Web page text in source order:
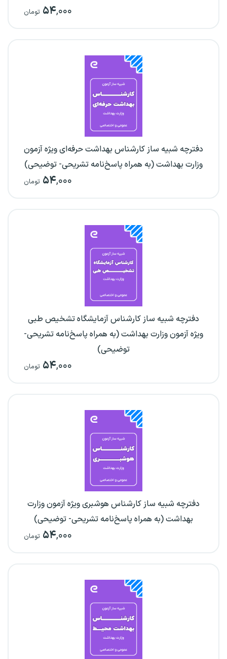
۵۴,۰۰۰ تومان
دفترچه شبیه ساز کارشناس بهداشت حرفه‌ای ویژه آزمون
وزارت بهداشت (به همراه پاسخ‌نامه تشریحی- توضیحی)
۵۴,۰۰۰ تومان
دفترچه شبیه ساز کارشناس آزمایشگاه تشخیص طبی
ویژه آزمون وزارت بهداشت (به همراه پاسخ‌نامه تشریحی-
توضیحی)
۵۴,۰۰۰ تومان
دفترچه شبیه ساز کارشناس هوشبری ویژه آزمون وزارت
بهداشت (به همراه پاسخ‌نامه تشریحی- توضیحی)
۵۴,۰۰۰ تومان